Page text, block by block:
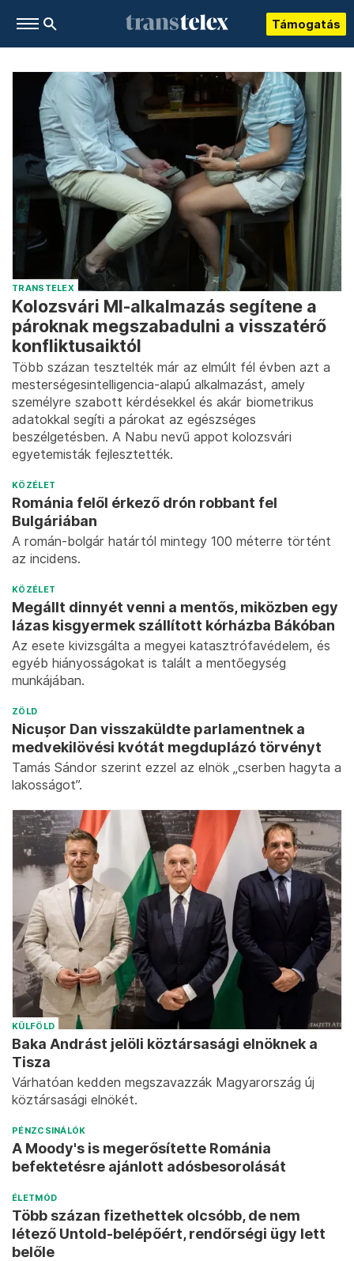
Támogatás
TRANSTELEX
Kolozsvári MI-alkalmazás segítene a
pároknak megszabadulni a visszatérő
konfliktusaiktól
Több százan tesztelték már az elmúlt fél évben azt a
mesterségesintelligencia-alapú alkalmazást, amely
személyre szabott kérdésekkel és akár biometrikus
adatokkal segíti a párokat az egészséges
beszélgetésben. A Nabu nevű appot kolozsvári
egyetemisták fejlesztették.
KÖZÉLET
Románia felől érkező drón robbant fel
Bulgáriában
A román-bolgár határtól mintegy 100 méterre történt
az incidens.
KÖZÉLET
Megállt dinnyét venni a mentős, miközben egy
lázas kisgyermek szállított kórházba Bákóban
Az esete kivizsgálta a megyei katasztrófavédelem, és
egyéb hiányosságokat is talált a mentőegység
munkájában.
ZÖLD
Nicușor Dan visszaküldte parlamentnek a
medvekilövési kvótát megduplázó törvényt
Tamás Sándor szerint ezzel az elnök „cserben hagyta a
lakosságot”.
KÜLFÖLD
Baka Andrást jelöli köztársasági elnöknek a
Tisza
Várhatóan kedden megszavazzák Magyarország új
köztársasági elnökét.
PÉNZCSINÁLÓK
A Moody's is megerősítette Románia
befektetésre ajánlott adósbesorolását
ÉLETMÓD
Több százan fizethettek olcsóbb, de nem
létező Untold-belépőért, rendőrségi ügy lett
belőle